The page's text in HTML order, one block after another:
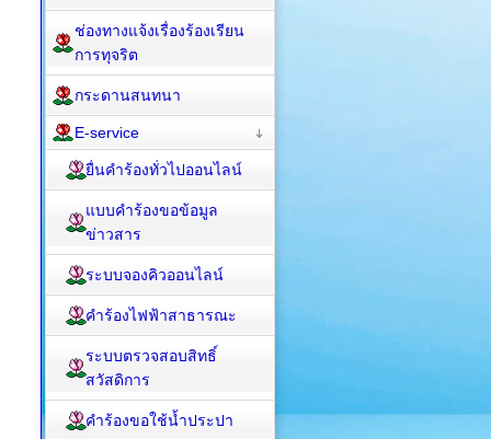
ช่องทางแจ้งเรื่องร้องเรียน
การทุจริต
กระดานสนทนา
E-service
ยื่นคำร้องทั่วไปออนไลน์
แบบคำร้องขอข้อมูล
ข่าวสาร
ระบบจองคิวออนไลน์
คำร้องไฟฟ้าสาธารณะ
ระบบตรวจสอบสิทธิ์
สวัสดิการ
คำร้องขอใช้น้ำประปา